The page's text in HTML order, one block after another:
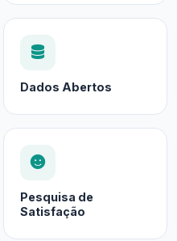
Dados Abertos
Pesquisa de
Satisfação